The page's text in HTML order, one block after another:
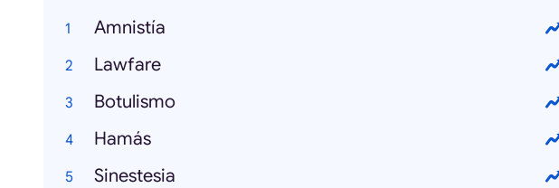
Amnistía
Lawfare
Botulismo
Hamás
Sinestesia